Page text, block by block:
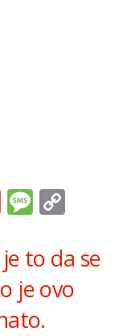
Gmail
to da se
je ovo